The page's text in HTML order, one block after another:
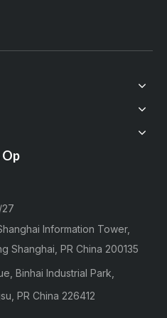
Information Tower,
Shanghai, PR China 200135
Binhai Industrial Park,
PR China 226412